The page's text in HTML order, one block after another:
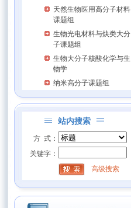
天然生物医用高分子材料
课题组
生物光电材料与炔类大分
子课题组
生物大分子核酸化学与生
物学
纳米高分子课题组
站内搜索
方 式：
关键字：
高级搜索